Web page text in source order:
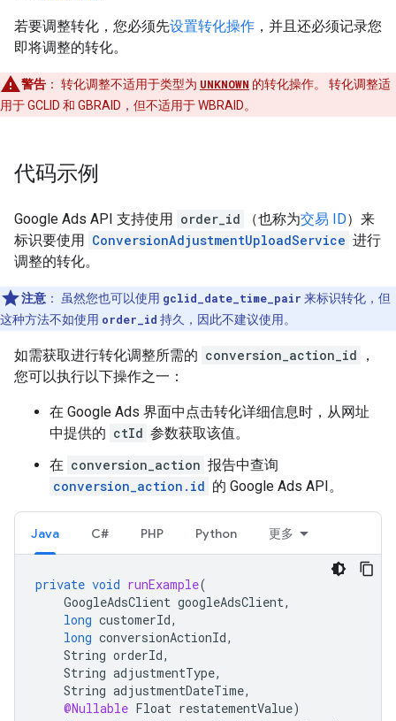
若要调整转化，您必须先设置转化操作 ，并且还必须记录您
即将调整的转化。
警告 ： 转化调整不适用于类型为 UNKNOWN 的转化操作。 转化调整适
用于 GCLID 和 GBRAID，但不适用于 WBRAID。
代码示例
Google Ads API 支持使用 order_id （也称为交易 ID）来
标识要使用 ConversionAdjustmentUploadService 进行
调整的转化。
注意 ： 虽然您也可以使用 gclid_date_time_pair 来标识转化，但
这种方法不如使用 order_id 持久，因此不建议使用。
如需获取进行转化调整所需的 conversion_action_id
，
您可以执行以下操作之一：
在 Google Ads 界面中点击转化详细信息时，从网址
中提供的 ctId 参数获取该值。
在 conversion_action 报告中查询
conversion_action.id 的 Google Ads API。
Java C# PHP Python 更多
private void runExample(
GoogleAdsClient googleAdsClient,
long customerId,
long conversionActionId,
String orderId,
String adjustmentType,
String adjustmentDateTime,
@Nullable Float restatementValue)